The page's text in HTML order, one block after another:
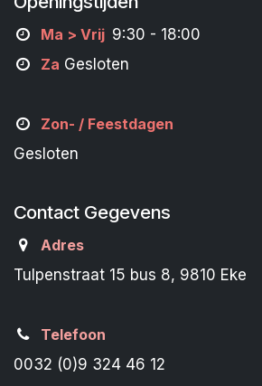
Ma > Vrij 9:30 - 18:00
Za Gesloten
Zon- / Feestdagen
Gesloten
Contact Gegevens
Adres
Tulpenstraat 15 bus 8, 9810 Eke
Telefoon
0032 (0)9 324 46 12